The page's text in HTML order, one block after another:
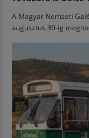
A Magyar Nemzeti
augusztus 30-ig